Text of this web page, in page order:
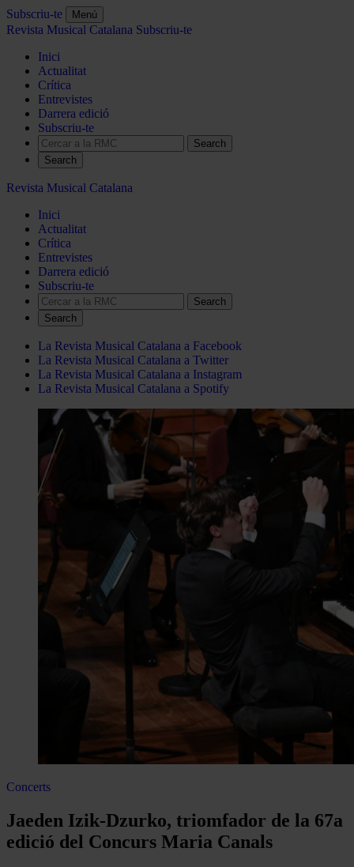
Subscriu-te Menú
Revista Musical Catalana Subscriu-te
Inici
Actualitat
Crítica
Entrevistes
Darrera edició
Subscriu-te
Search
Revista Musical Catalana
Inici
Actualitat
Crítica
Entrevistes
Darrera edició
Subscriu-te
Search
La Revista Musical Catalana a Facebook
La Revista Musical Catalana a Twitter
La Revista Musical Catalana a Instagram
La Revista Musical Catalana a Spotify
Concerts
Jaeden Izik-Dzurko, triomfador de la 67a
edició del Concurs Maria Canals